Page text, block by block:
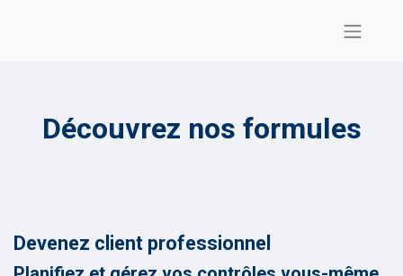
Découvrez nos formules
Devenez client professionnel